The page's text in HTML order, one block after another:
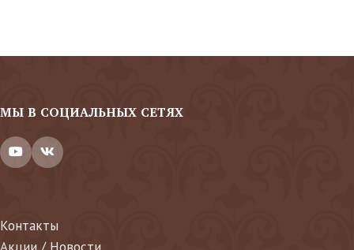
МЫ В СОЦИАЛЬНЫХ СЕТЯХ
Контакты